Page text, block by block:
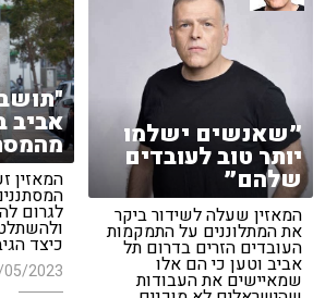
אביב
המאזין
לגרום
כיצד
2023
״שאנשים ישלמו
יותר טוב לעובדים
שלהם״
המאזין שעלה לשידור ביקר
את המתלוננים על התמקמות
העובדים הזרים בדרום תל
אביב וטען כי הם אלו
שמאיישים את העבודות